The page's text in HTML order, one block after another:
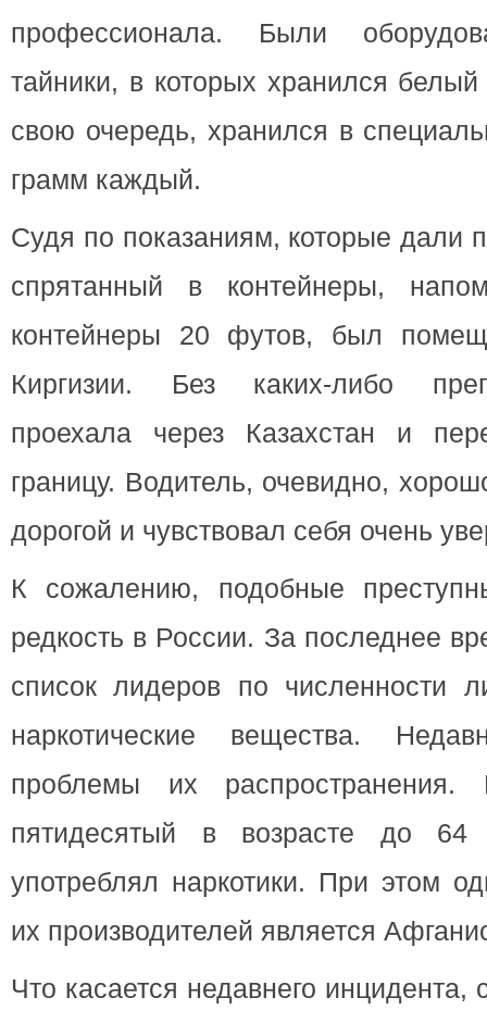
профессионала. Были
тайники, в которых хранился
свою очередь, хранился в
грамм каждый.
Судя по показаниям, которые дали
спрятанный в контейнеры,
контейнеры 20 футов, был
Киргизии. Без каких-либо
проехала через Казахстан и
границу. Водитель, очевидно,
дорогой и чувствовал себя очень
К сожалению, подобные
редкость в России. За последнее
список лидеров по численности
наркотические вещества.
проблемы их
пятидесятый в возрасте до
употреблял наркотики. При этом
их производителей является
Что касается недавнего